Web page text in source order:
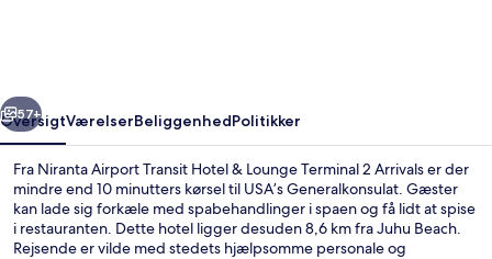
Terminal
2
Arrivals
Næste
57+
OversigtVærelserBeliggenhedPolitikker
Fra Niranta Airport Transit Hotel & Lounge Terminal 2 Arrivals er der
mindre end 10 minutters kørsel til USA’s Generalkonsulat. Gæster
kan lade sig forkæle med spabehandlinger i spaen og få lidt at spise
i restauranten. Dette hotel ligger desuden 8,6 km fra Juhu Beach.
Rejsende er vilde med stedets hjælpsomme personale og